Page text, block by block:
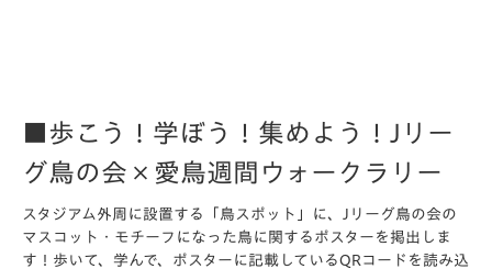
■歩こう！学ぼう！集めよう！Jリー
グ鳥の会×愛鳥週間ウォークラリー
スタジアム外周に設置する「鳥スポット」に、Jリーグ鳥の会の
マスコット・モチーフになった鳥に関するポスターを掲出しま
す！歩いて、学んで、ポスターに記載しているQRコードを読み込